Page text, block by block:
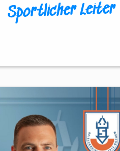
Sportlicher Leiter